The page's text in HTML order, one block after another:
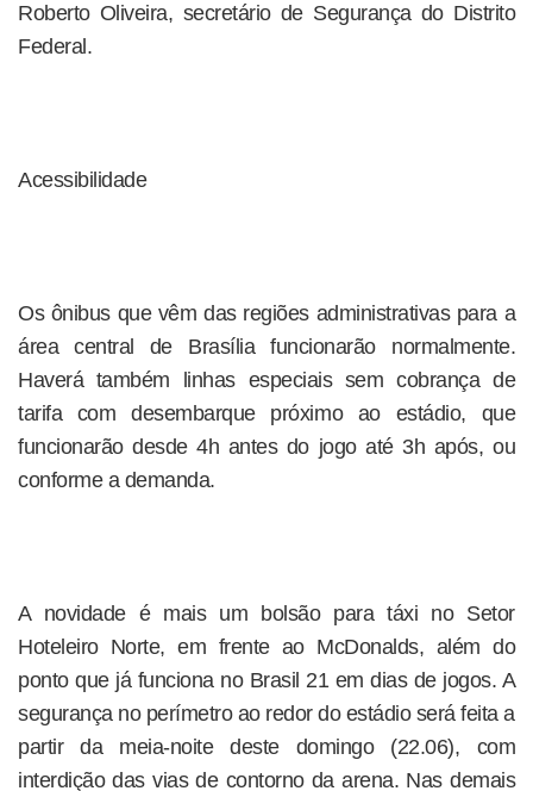
Roberto Oliveira, secretário de Segurança do Distrito
Federal.
Acessibilidade
Os ônibus que vêm das regiões administrativas para a
área central de Brasília funcionarão normalmente.
Haverá também linhas especiais sem cobrança de
tarifa com desembarque próximo ao estádio, que
funcionarão desde 4h antes do jogo até 3h após, ou
conforme a demanda.
A novidade é mais um bolsão para táxi no Setor
Hoteleiro Norte, em frente ao McDonalds, além do
ponto que já funciona no Brasil 21 em dias de jogos. A
segurança no perímetro ao redor do estádio será feita a
partir da meia-noite deste domingo (22.06), com
interdição das vias de contorno da arena. Nas demais